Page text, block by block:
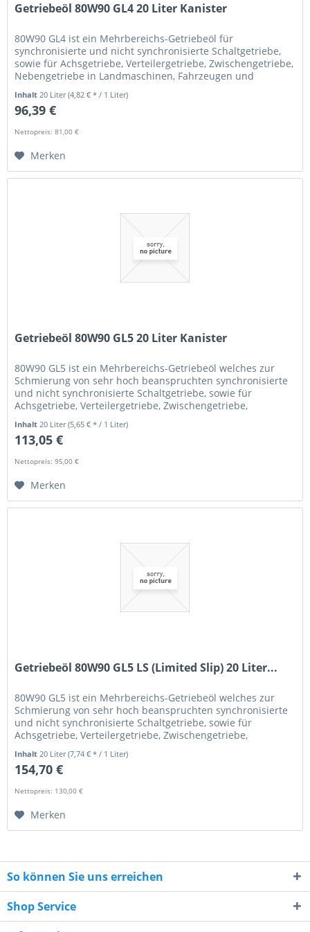
Getriebeöl 80W90 GL4 20 Liter Kanister
80W90 GL4 ist ein Mehrbereichs-Getriebeöl für
synchronisierte und nicht synchronisierte Schaltgetriebe,
sowie für Achsgetriebe, Verteilergetriebe, Zwischengetriebe,
Nebengetriebe in Landmaschinen, Fahrzeugen und
Inhalt20 Liter(4,82 € * / 1 Liter)
96,39 €
Nettopreis: 81,00 €
Merken
Getriebeöl 80W90 GL5 20 Liter Kanister
80W90 GL5 ist ein Mehrbereichs-Getriebeöl welches zur
Schmierung von sehr hoch beanspruchten synchronisierte
und nicht synchronisierte Schaltgetriebe, sowie für
Achsgetriebe, Verteilergetriebe, Zwischengetriebe,
Inhalt 20 Liter(5,65 € * / 1 Liter)
113,05 €
Nettopreis: 95,00 €
Merken
Getriebeöl 80W90 GL5 LS (Limited Slip) 20 Liter...
80W90 GL5 ist ein Mehrbereichs-Getriebeöl welches zur
Schmierung von sehr hoch beanspruchten synchronisierte
und nicht synchronisierte Schaltgetriebe, sowie für
Achsgetriebe, Verteilergetriebe, Zwischengetriebe,
Inhalt 20 Liter(7,74 € * / 1 Liter)
154,70 €
Nettopreis: 130,00 €
Merken
So können Sie uns erreichen
Shop Service